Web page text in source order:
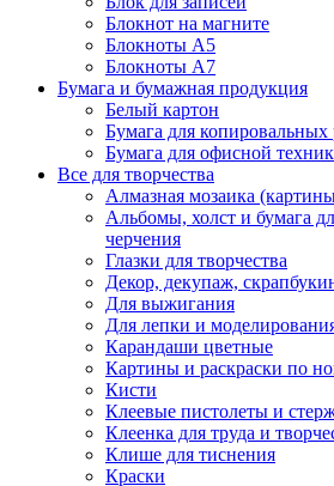
Блокнот на магните
Блокноты А5
Блокноты А7
Бумага и бумажная продукция
Белый картон
Бумага для копировальных
Бумага для офисной
Все для творчества
Алмазная мозаика
Альбомы, холст и бумага
черчения
Глазки для творчества
Декор, декупаж,
Для выжигания
Для лепки и
Карандаши цветные
Картины и раскраски по
Кисти
Клеевые пистолеты и
Клеенка для труда и
Клише для тиснения
Краски